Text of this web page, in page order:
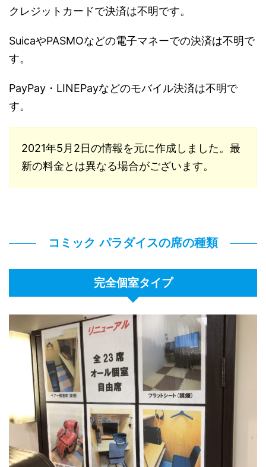
クレジットカードで決済は不明です。
SuicaやPASMOなどの電子マネーでの決済は不明で
す。
PayPay・LINEPayなどのモバイル決済は不明で
す。
2021年5月2日の情報を元に作成しました。最
新の料金とは異なる場合がございます。
コミック パラダイスの席の種類
完全個室タイプ